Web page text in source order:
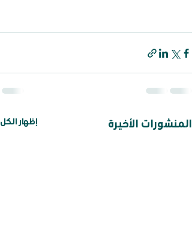
المنشورات الأخيرة إظهار الكل